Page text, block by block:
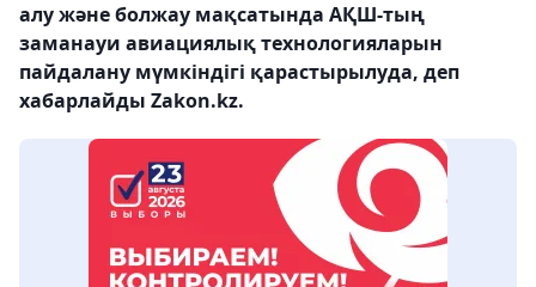
алу және болжау мақсатында АҚШ-тың
заманауи авиациялық технологияларын
пайдалану мүмкіндігі қарастырылуда, деп
хабарлайды Zakon.kz.